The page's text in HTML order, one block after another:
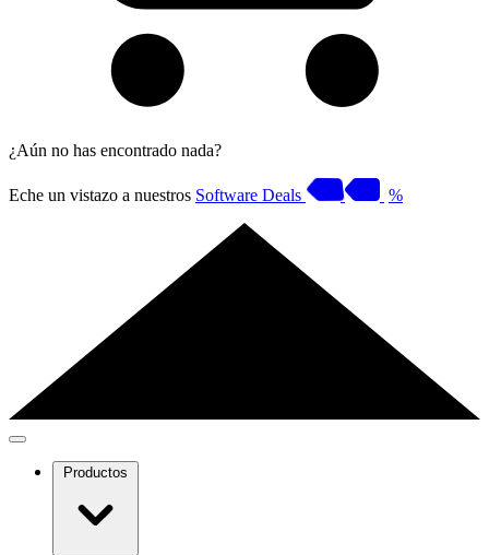
¿Aún no has encontrado nada?
Eche un vistazo a nuestros Software Deals %
Productos